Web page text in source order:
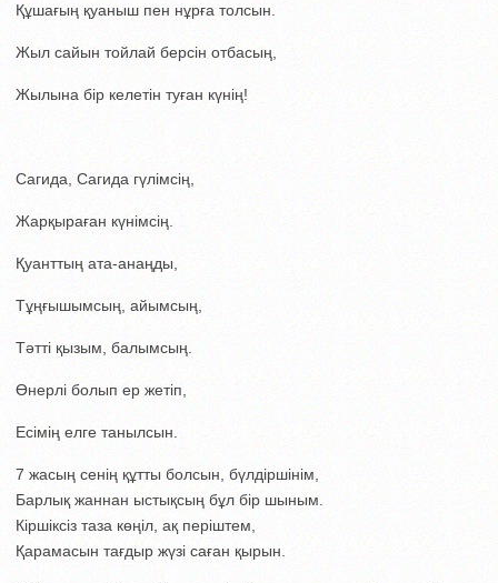
Құшағың қуаныш пен нұрға толсын.
Жыл сайын тойлай берсін отбасың,
Жылына бір келетін туған күнің!
Сагида, Сагида гүлімсің,
Жарқыраған күнімсің.
Қуанттың ата-анаңды,
Тұңғышымсың, айымсың,
Тәтті қызым, балымсың.
Өнерлі болып ер жетіп,
Есімің елге танылсын.
7 жасың сенің құтты болсын, бүлдіршінім,
Барлық жаннан ыстықсың бұл бір шыным.
Кіршіксіз таза көңіл, ақ періштем,
Қарамасын тағдыр жүзі саған қырын.